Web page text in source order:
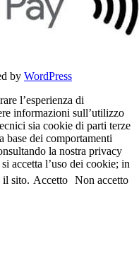
by WordPress
l’esperienza di
informazioni sull’utilizzo
sia cookie di parti terze
base dei comportamenti
la nostra privacy
accetta l’uso dei cookie; in
il sito. Accetto Non accetto